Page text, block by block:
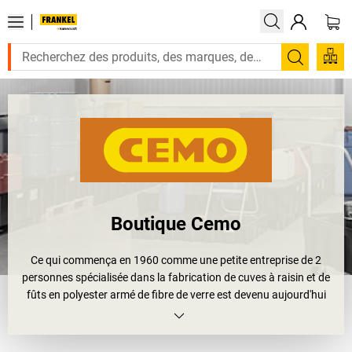
Boutique Cemo
Ce qui commença en 1960 comme une petite entreprise de 2
personnes spécialisée dans la fabrication de cuves à raisin et de
fûts en polyester armé de fibre de verre est devenu aujourd'hui
l'une des principales entreprises dans le domaine du stockage des